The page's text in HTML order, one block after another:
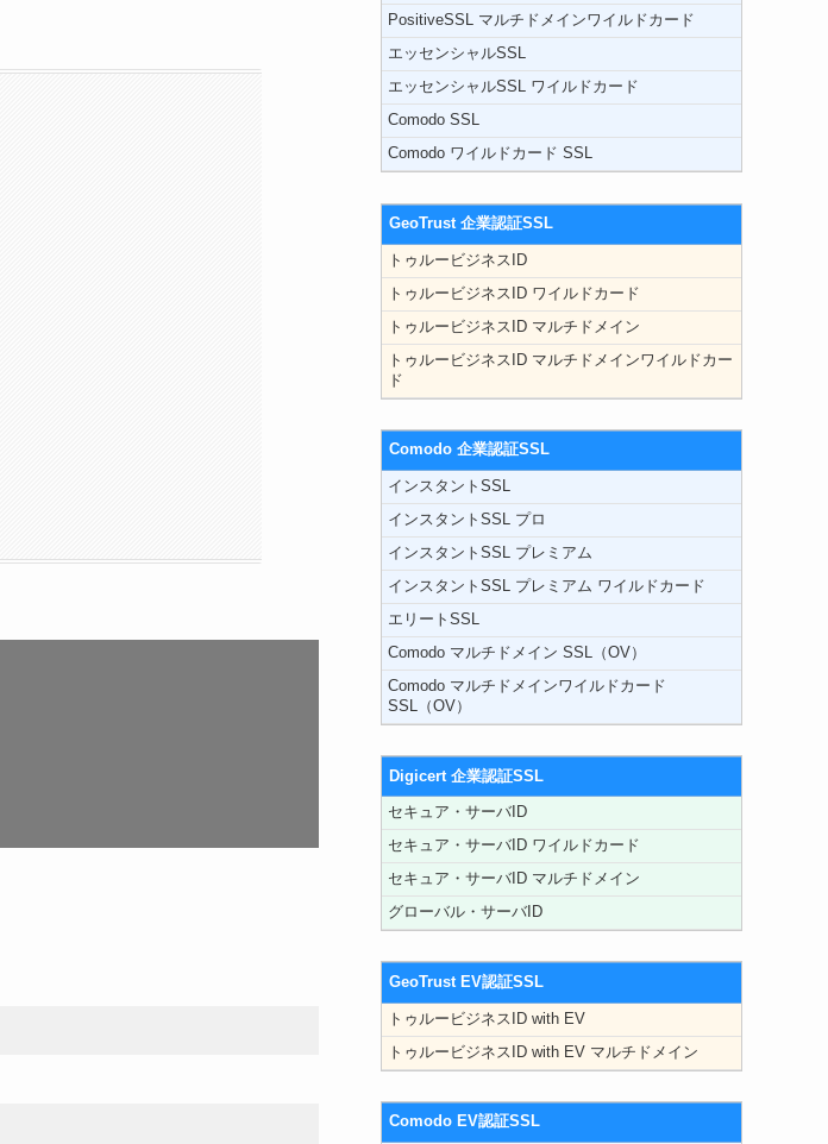
PositiveSSL マルチドメインワイルドカード
エッセンシャルSSL
エッセンシャルSSL ワイルドカード
Comodo SSL
Comodo ワイルドカード SSL
GeoTrust 企業認証SSL
トゥルービジネスID
トゥルービジネスID ワイルドカード
トゥルービジネスID マルチドメイン
トゥルービジネスID マルチドメインワイルドカー
ド
Comodo 企業認証SSL
インスタントSSL
インスタントSSL プロ
インスタントSSL プレミアム
インスタントSSL プレミアム ワイルドカード
エリートSSL
Comodo マルチドメイン SSL（OV）
Comodo マルチドメインワイルドカード
SSL（OV）
Digicert 企業認証SSL
セキュア・サーバID
セキュア・サーバID ワイルドカード
セキュア・サーバID マルチドメイン
グローバル・サーバID
GeoTrust EV認証SSL
トゥルービジネスID with EV
トゥルービジネスID with EV マルチドメイン
Comodo EV認証SSL